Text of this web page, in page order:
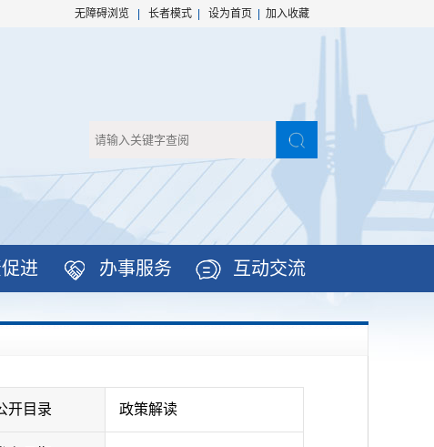
无障碍浏览 长者模式 设为首页 加入收藏
进 办事服务 互动交流
开目录 政策解读